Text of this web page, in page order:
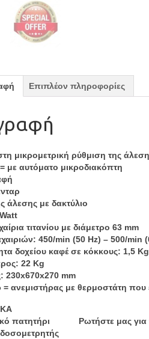
Επιπλέον πληροφορίες
μικρομετρική ρύθμιση της
με αυτόματο μικροδιακόπτη
άλεσης με δακτύλιο
τιτανίου με διάμετρο 63 mm
450/min (50 Hz) – 500/min
δοχείου καφέ σε κόκκους: 1,5 Kg
22 Kg
230x670x270 mm
= ανεμιστήρας με θερμοστάτη
πατητήρι Ρωτήστε μας για